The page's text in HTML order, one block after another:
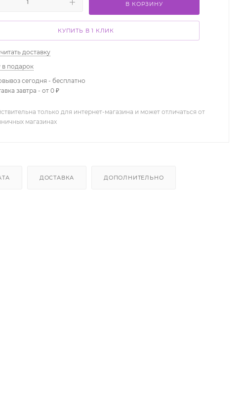
В КОРЗИНУ
КУПИТЬ В 1 КЛИК
доставку
в подарок
сегодня - бесплатно
завтра - от 0 ₽
только для интернет-магазина и может отличаться от
магазинах
ДОСТАВКА ДОПОЛНИТЕЛЬНО